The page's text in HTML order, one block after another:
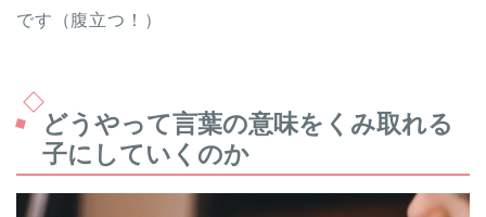
です（腹立つ！）
どうやって言葉の意味をくみ取れる
子にしていくのか